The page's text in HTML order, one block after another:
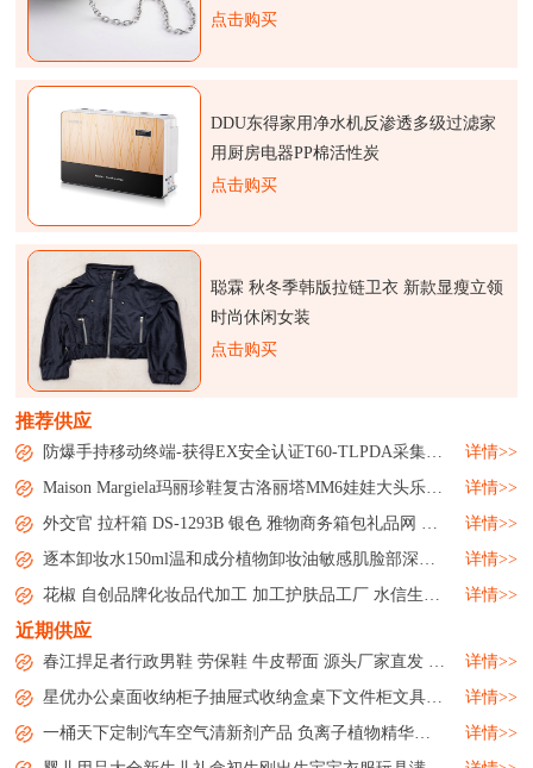
点击购买
DDU东得家用净水机反渗透多级过滤家
用厨房电器PP棉活性炭
点击购买
聪霖 秋冬季韩版拉链卫衣 新款显瘦立领
时尚休闲女装
点击购买
推荐供应
防爆手持移动终端-获得EX安全认证T60-TLPDA采集器手机...
详情>>
Maison Margiela玛丽珍鞋复古洛丽塔MM6娃娃大头乐福皮鞋女鞋...
详情>>
外交官 拉杆箱 DS-1293B 银色 雅物商务箱包礼品网 MY-WJG-Y-13...
详情>>
逐本卸妆水150ml温和成分植物卸妆油敏感肌脸部深层清洁微商洗护...
详情>>
花椒 自创品牌化妆品代加工 加工护肤品工厂 水信生物...
详情>>
近期供应
春江捍足者行政男鞋 劳保鞋 牛皮帮面 源头厂家直发 批发零售...
详情>>
星优办公桌面收纳柜子抽屉式收纳盒桌下文件柜文具用品储物整理箱...
详情>>
一桶天下定制汽车空气清新剂产品 负离子植物精华素除味剂...
详情>>